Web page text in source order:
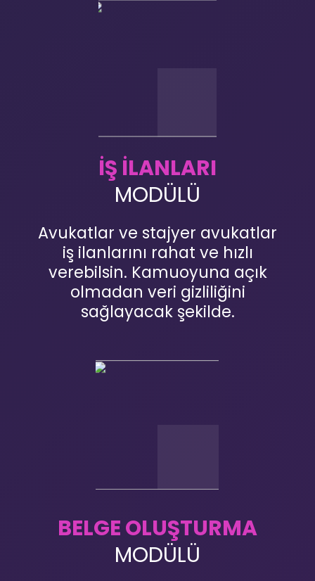
İŞ İLANLARI
MODÜLÜ
Avukatlar ve stajyer avukatlar
iş ilanlarını rahat ve hızlı
verebilsin. Kamuoyuna açık
olmadan veri gizliliğini
sağlayacak şekilde.
BELGE OLUŞTURMA
MODÜLÜ